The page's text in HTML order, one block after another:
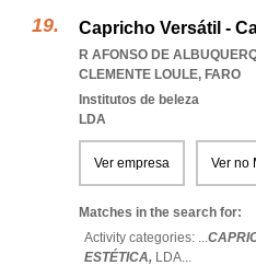
Capricho Versátil -
R AFONSO DE
CLEMENTE LOULE, FARO
Institutos de beleza
LDA
Ver empresa Ver no
Matches in the search for:
Activity categories: ...
ESTÉTICA, LDA...